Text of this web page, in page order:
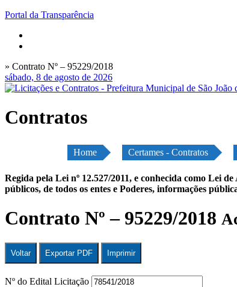
Portal da Transparência
» Contrato Nº – 95229/2018
sábado, 8 de agosto de 2026
Contratos
Home Certames - Contratos
Regida pela Lei nº 12.527/2011, e conhecida como Lei
públicos, de todos os entes e Poderes, informações
Contrato Nº – 95229/2018
Voltar Exportar PDF Imprimir
Nº do Edital Licitação